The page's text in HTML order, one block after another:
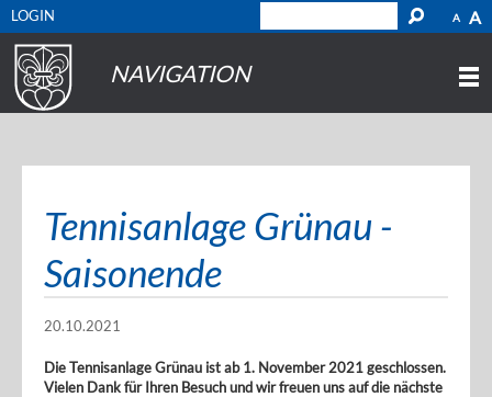
A A
LOGIN
NAVIGATION
Tennisanlage Grünau -
Saisonende
20.10.2021
Die Tennisanlage Grünau ist ab 1. November 2021 geschlossen.
Vielen Dank für Ihren Besuch und wir freuen uns auf die nächste